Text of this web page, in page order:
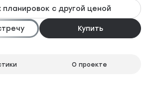
планировок с другой ценой
Купить
О проекте